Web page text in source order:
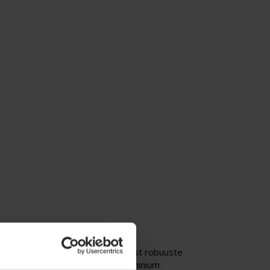
en door een uiterst robuuste
waar het op aankomt: – Aluminium